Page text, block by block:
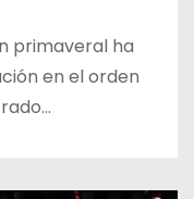
primaveral ha
en el orden